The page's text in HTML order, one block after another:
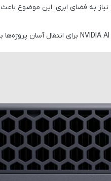
به فضای ابری؛ این موضوع